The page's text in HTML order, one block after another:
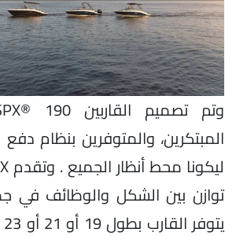
المبتكرين، والمتوفرين بنظام
توازن بين الشكل والوظائف في